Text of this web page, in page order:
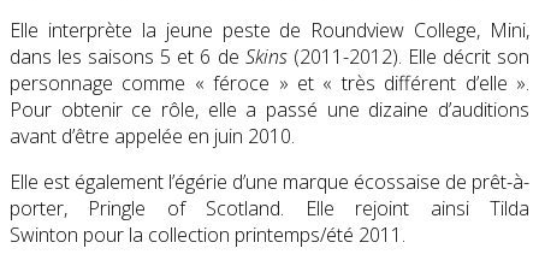
Elle interprète la jeune peste de Roundview College, Mini,
dans les saisons 5 et 6 de Skins (2011-2012). Elle décrit son
personnage comme « féroce » et « très différent d’elle ».
Pour obtenir ce rôle, elle a passé une dizaine d’auditions
avant d’être appelée en juin 2010.
Elle est également l’égérie d’une marque écossaise de prêt-à-
porter, Pringle of Scotland. Elle rejoint ainsi Tilda
Swinton pour la collection printemps/été 2011.